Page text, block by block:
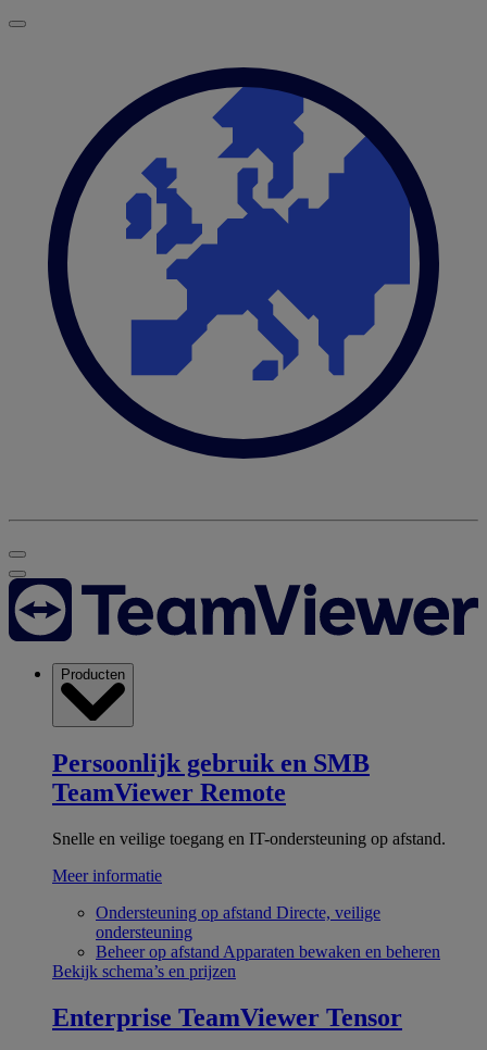
Producten
Persoonlijk gebruik en SMB
TeamViewer Remote
Snelle en veilige toegang en IT-ondersteuning op afstand.
Meer informatie
Ondersteuning op afstand Directe, veilige
ondersteuning
Beheer op afstand Apparaten bewaken en beheren
Bekijk schema’s en prijzen
Enterprise TeamViewer Tensor